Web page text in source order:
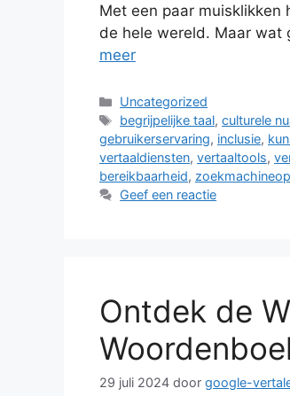
Met een paar
de hele wereld. Maar
meer
Categorieën
Uncategorized
Tags
begrijpelijke taal,culturele
gebruikerservaring, inclusie,
vertaaldiensten, vertaaltools,
bereikbaarheid,
Geef een reactie
Ontdek de
29 juli 2024 door google-